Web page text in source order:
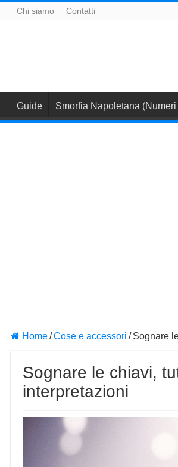
Chi siamo Contatti
Guide Smorfia Napoletana (Numeri
Home/Cose e accessori / Sognare
Sognare le chiavi,
interpretazioni